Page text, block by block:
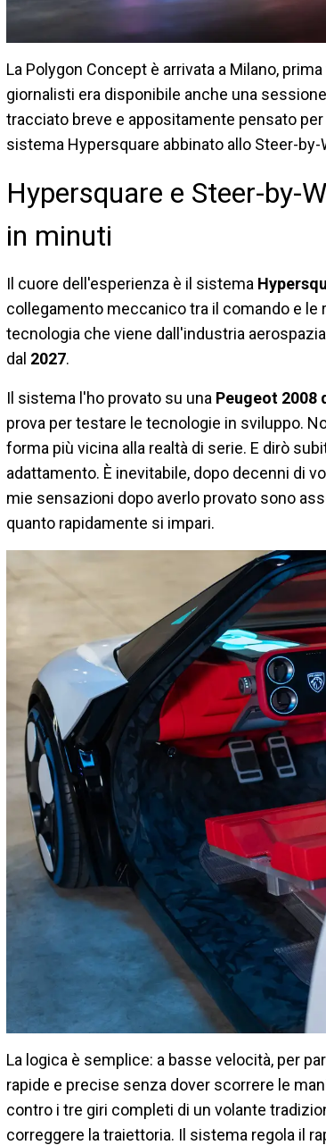
La Polygon Concept è arrivata a Milano,
giornalisti era disponibile anche una
tracciato breve e appositamente pensato
sistema Hypersquare abbinato allo Steer-by-
Hypersquare e Steer-by-
in minuti
Il cuore dell'esperienza è il sistema
collegamento meccanico tra il comando e
tecnologia che viene dall'industria
dal 2027.
Il sistema l'ho provato su una Peugeot 2008
prova per testare le tecnologie in sviluppo.
forma più vicina alla realtà di serie. E dirò
adattamento. È inevitabile, dopo decenni di
mie sensazioni dopo averlo provato sono
quanto rapidamente si impari.
La logica è semplice: a basse velocità, per
rapide e precise senza dover scorrere le
contro i tre giri completi di un volante
correggere la traiettoria. Il sistema regola il